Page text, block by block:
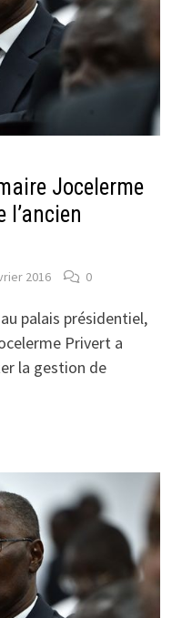
Jocelerme
2016 0
palais présidentiel,
Privert a
la gestion de